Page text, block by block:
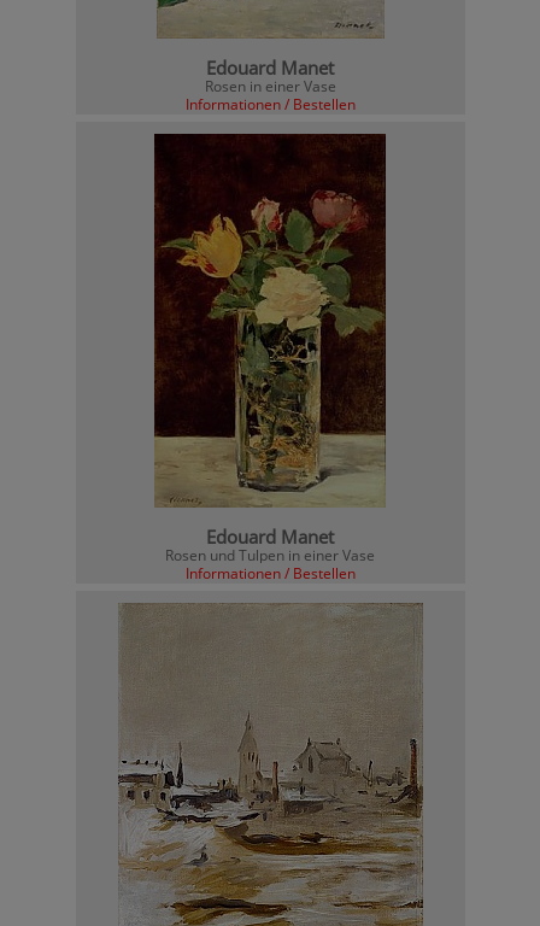
Edouard Manet
Rosen in einer Vase
Informationen / Bestellen
Edouard Manet
Rosen und Tulpen in einer Vase
Informationen / Bestellen